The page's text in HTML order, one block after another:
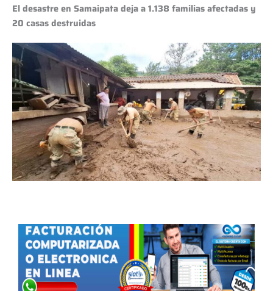
El desastre en Samaipata deja a 1.138 familias afectadas y
20 casas destruidas